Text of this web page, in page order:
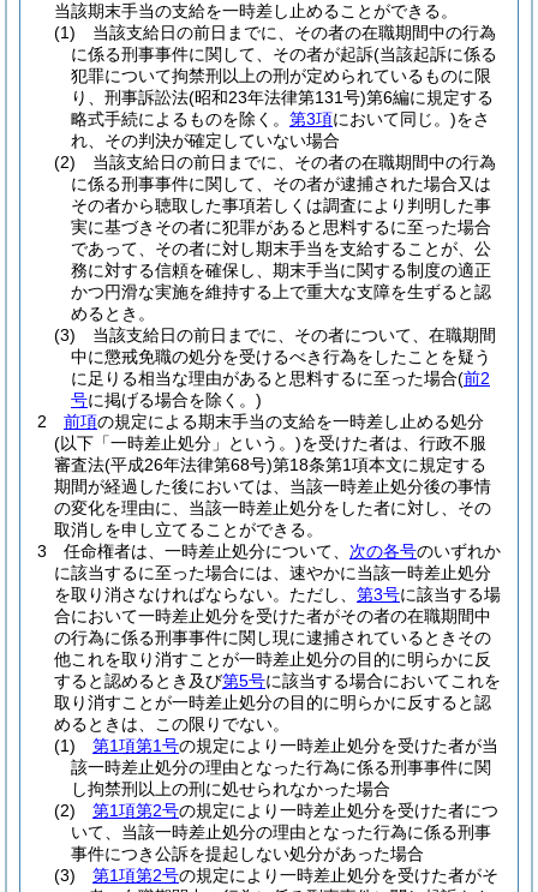
当該期末手当の支給を一時差し止めることができる。
(1)
当該支給日の前日までに、その者の在職期間中の行為
に係る刑事事件に関して、その者が起訴(当該起訴に係る
犯罪について拘禁刑以上の刑が定められているものに限
り、刑事訴訟法(昭和23年法律第131号)第6編に規定する
略式手続によるものを除く。 第3項において同じ。)をさ
れ、その判決が確定していない場合
(2)
当該支給日の前日までに、その者の在職期間中の行為
に係る刑事事件に関して、その者が逮捕された場合又は
その者から聴取した事項若しくは調査により判明した事
実に基づきその者に犯罪があると思料するに至った場合
であって、その者に対し期末手当を支給することが、公
務に対する信頼を確保し、期末手当に関する制度の適正
かつ円滑な実施を維持する上で重大な支障を生ずると認
めるとき。
(3)
当該支給日の前日までに、その者について、在職期間
中に懲戒免職の処分を受けるべき行為をしたことを疑う
に足りる相当な理由があると思料するに至った場合(前2
号に掲げる場合を除く。)
2
前項の規定による期末手当の支給を一時差し止める処分
(以下「一時差止処分」という。)を受けた者は、行政不服
審査法(平成26年法律第68号)第18条第1項本文に規定する
期間が経過した後においては、当該一時差止処分後の事情
の変化を理由に、当該一時差止処分をした者に対し、その
取消しを申し立てることができる。
3
任命権者は、一時差止処分について、 次の各号のいずれか
に該当するに至った場合には、速やかに当該一時差止処分
を取り消さなければならない。 ただし、 第3号に該当する場
合において一時差止処分を受けた者がその者の在職期間中
の行為に係る刑事事件に関し現に逮捕されているときその
他これを取り消すことが一時差止処分の目的に明らかに反
すると認めるとき及び第5号に該当する場合においてこれを
取り消すことが一時差止処分の目的に明らかに反すると認
めるときは、この限りでない。
(1)
第1項第1号の規定により一時差止処分を受けた者が当
該一時差止処分の理由となった行為に係る刑事事件に関
し拘禁刑以上の刑に処せられなかった場合
(2)
第1項第2号の規定により一時差止処分を受けた者につ
いて、当該一時差止処分の理由となった行為に係る刑事
事件につき公訴を提起しない処分があった場合
(3)
第1項第2号の規定により一時差止処分を受けた者がそ